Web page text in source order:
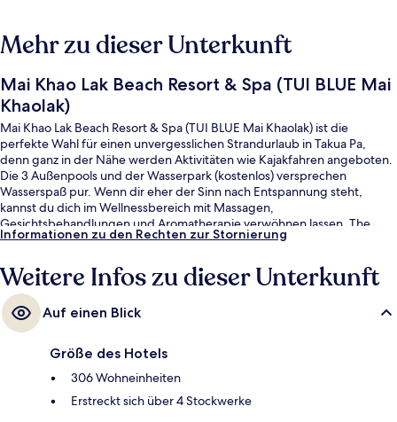
Mehr zu dieser Unterkunft
Mai Khao Lak Beach Resort & Spa (TUI BLUE Mai
Khaolak)
Mai Khao Lak Beach Resort & Spa (TUI BLUE Mai Khaolak) ist die
perfekte Wahl für einen unvergesslichen Strandurlaub in Takua Pa,
denn ganz in der Nähe werden Aktivitäten wie Kajakfahren angeboten.
Die 3 Außenpools und der Wasserpark (kostenlos) versprechen
Wasserspaß pur. Wenn dir eher der Sinn nach Entspannung steht,
kannst du dich im Wellnessbereich mit Massagen,
Gesichtsbehandlungen und Aromatherapie verwöhnen lassen. The
Mangrove, eins von 6 Restaurants, serviert internationale Küche und ist
Poolbar und Fitnessmöglichkeiten.
Informationen zu den Rechten zur Stornierung
Weitere Infos zu dieser Unterkunft
Auf einen Blick
Größe des Hotels
306 Wohneinheiten
Erstreckt sich über 4 Stockwerke